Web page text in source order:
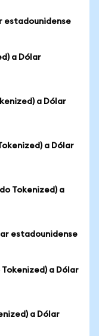
estadounidense
a Dólar
a Dólar
a Dólar
Tokenized) a
estadounidense
a Dólar
a Dólar